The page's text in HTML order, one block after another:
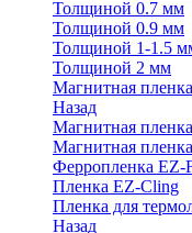
Толщиной 0.7 мм
Толщиной 0.9 мм
Толщиной 1-1.5
Толщиной 2 мм
Магнитная пленка
Назад
Магнитная пленка
Магнитная
Ферропленка EZ-
Пленка EZ-Cling
Пленка для
Назад